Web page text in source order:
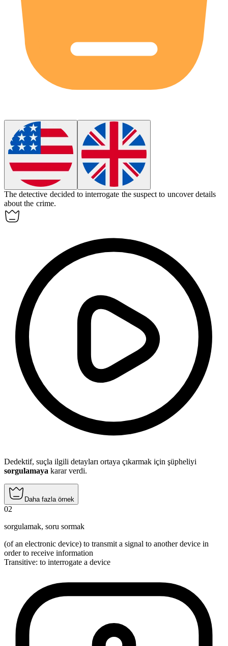
The detective decided tointerrogate the suspect to uncover details
about the crime.
Dedektif, suçla ilgili detayları ortaya çıkarmak için şüpheliyi
sorgulamaya karar verdi.
Daha fazla örnek
02
sorgulamak, soru sormak
(of an electronic device) to transmit a signal to another device in
order to receive information
Transitive: to interrogate a device